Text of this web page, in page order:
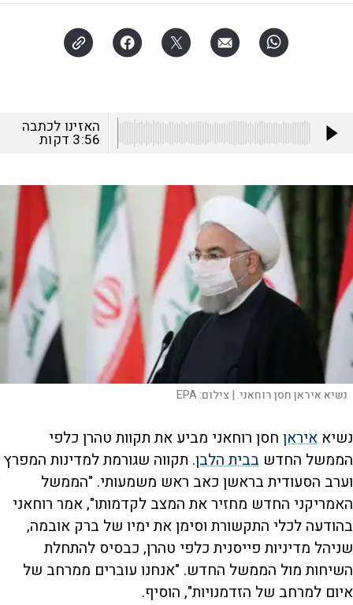
האזינו לכתבה
3:56 דקות
נשיא איראן חסן רוחאני. | צילום:EPA
נשיא איראן חסן רוחאני מביע את תקוות טהרן כלפי
הממשל החדש בבית הלבן. תקווה שגורמת למדינות המפרץ
וערב הסעודית בראשן כאב ראש משמעותי. "הממשל
האמריקני החדש מחזיר את המצב לקדמותו", אמר רוחאני
בהודעה לכלי התקשורת וסימן את ימיו של ברק אובמה,
שניהל מדיניות פייסנית כלפי טהרן, כבסיס להתחלת
השיחות מול הממשל החדש. "אנחנו עוברים ממרחב של
איום למרחב של הזדמנויות", הוסיף.